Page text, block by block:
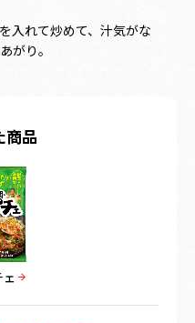
入れて炒めて、汁気がな
がり。
商品